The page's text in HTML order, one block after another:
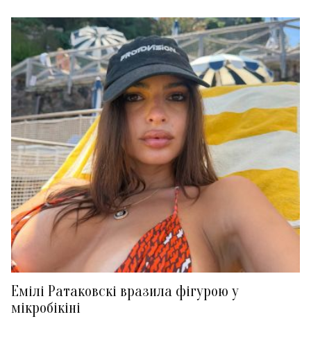
Емілі Ратаковскі вразила фігурою у
мікробікіні